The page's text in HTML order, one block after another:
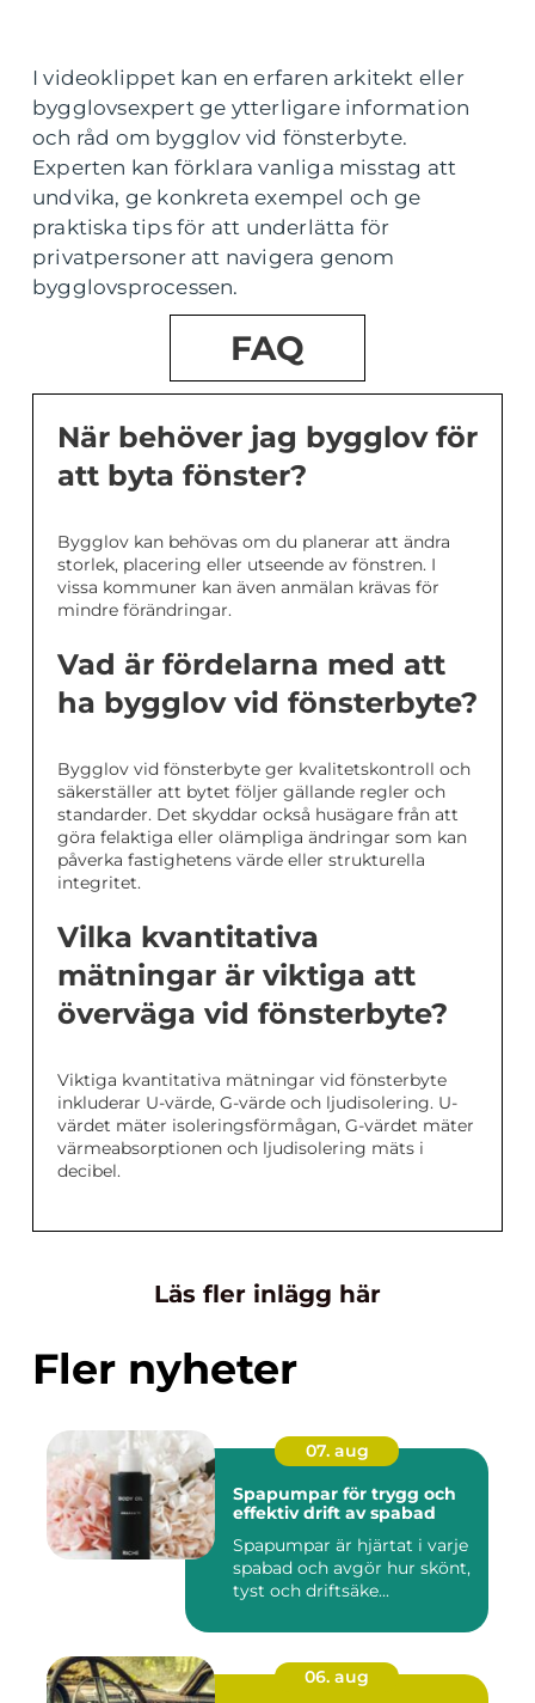
I videoklippet kan en erfaren arkitekt eller
bygglovsexpert ge ytterligare information
och råd om bygglov vid fönsterbyte.
Experten kan förklara vanliga misstag att
undvika, ge konkreta exempel och ge
praktiska tips för att underlätta för
privatpersoner att navigera genom
bygglovsprocessen.
FAQ
När behöver jag bygglov för
att byta fönster?
Bygglov kan behövas om du planerar att ändra
storlek, placering eller utseende av fönstren. I
vissa kommuner kan även anmälan krävas för
mindre förändringar.
Vad är fördelarna med att
ha bygglov vid fönsterbyte?
Bygglov vid fönsterbyte ger kvalitetskontroll och
säkerställer att bytet följer gällande regler och
standarder. Det skyddar också husägare från att
göra felaktiga eller olämpliga ändringar som kan
påverka fastighetens värde eller strukturella
integritet.
Vilka kvantitativa
mätningar är viktiga att
överväga vid fönsterbyte?
Viktiga kvantitativa mätningar vid fönsterbyte
inkluderar U-värde, G-värde och ljudisolering. U-
värdet mäter isoleringsförmågan, G-värdet mäter
värmeabsorptionen och ljudisolering mäts i
decibel.
Läs fler inlägg här
Fler nyheter
07. aug
Spapumpar för trygg och
effektiv drift av spabad
Spapumpar är hjärtat i varje
spabad och avgör hur skönt,
tyst och driftsäke...
06. aug